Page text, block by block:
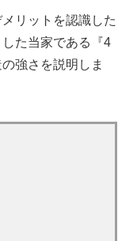
リットを認識した
た当家である『4
強さを説明しま